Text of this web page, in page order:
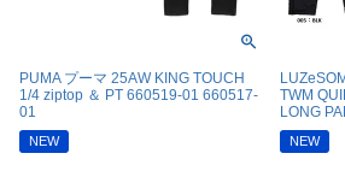
PUMA プーマ 25AW KING TOUCH
1/4 ziptop ＆ PT 660519-01 660517-
01
NEW
TWM
LONG
NEW